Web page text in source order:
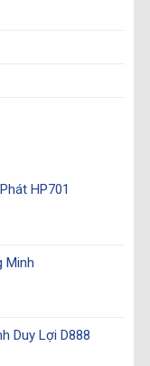
HP701
Minh
Duy Lợi D888